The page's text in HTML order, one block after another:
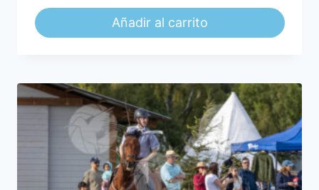
Añadir al carrito